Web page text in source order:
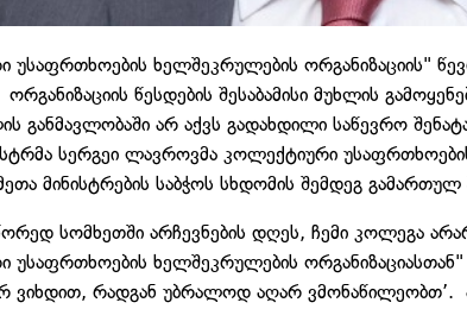
უსაფრთხოების ხელშეკრულების ორგანიზაციის"
წესდების შესაბამისი მუხლის
განმავლობაში არ აქვს გადახდილი საწევრო
სერგეი ლავროვმა კოლექტიური
მინისტრების საბჭოს სხდომის შემდეგ
სომხეთში არჩევნების დღეს, ჩემი კოლეგა
უსაფრთხოების ხელშეკრულების ორგანიზაციასთან"
ვიხდით, რადგან უბრალოდ აღარ ვმონაწილეობთ’.